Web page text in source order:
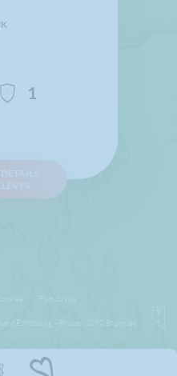
1
d’Edimbourg – Brussel 1050 Bruxelles
Plan du site